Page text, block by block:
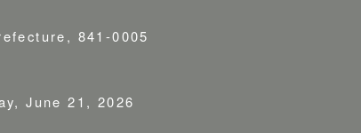
841-0005
June 21, 2026